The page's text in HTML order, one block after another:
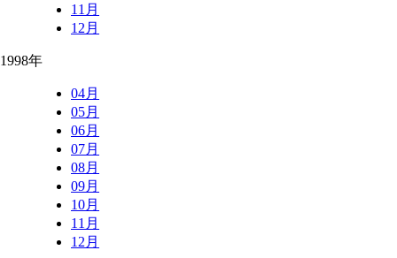
11月
12月
1998年
04月
05月
06月
07月
08月
09月
10月
11月
12月